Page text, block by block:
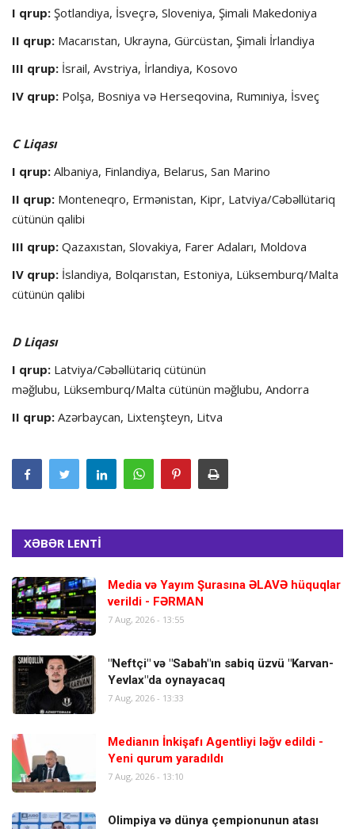
I qrup: Şotlandiya, İsveçrə, Sloveniya, Şimali Makedoniya
II qrup: Macarıstan, Ukrayna, Gürcüstan, Şimali İrlandiya
III qrup: İsrail, Avstriya, İrlandiya, Kosovo
IV qrup: Polşa, Bosniya və Herseqovina, Rumıniya, İsveç
C Liqası
I qrup: Albaniya, Finlandiya, Belarus, San Marino
II qrup: Monteneqro, Ermənistan, Kipr, Latviya/Cəbəllütariq
cütünün qalibi
III qrup: Qazaxıstan, Slovakiya, Farer Adaları, Moldova
IV qrup: İslandiya, Bolqarıstan, Estoniya, Lüksemburq/Malta
cütünün qalibi
D Liqası
I qrup: Latviya/Cəbəllütariq cütünün
məğlubu, Lüksemburq/Malta cütünün məğlubu, Andorra
II qrup: Azərbaycan, Lixtenşteyn, Litva
XƏBƏR LENTİ
Media və Yayım Şurasına ƏLAVƏ hüquqlar
verildi - FƏRMAN
7 Aug, 2026 - 13:55
"Neftçi" və "Sabah"ın sabiq üzvü "Karvan-
Yevlax"da oynayacaq
7 Aug, 2026 - 13:33
Medianın İnkişafı Agentliyi ləğv edildi -
Yeni qurum yaradıldı
7 Aug, 2026 - 13:10
Olimpiya və dünya çempionunun atası